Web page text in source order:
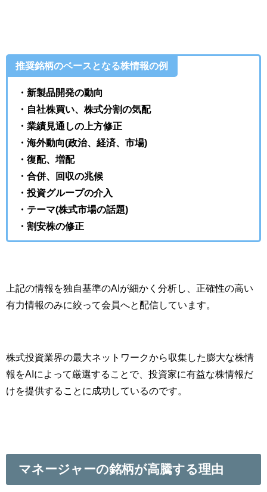
推奨銘柄のベースとなる株情報の例
・新製品開発の動向
・自社株買い、株式分割の気配
・業績見通しの上方修正
・海外動向(政治、経済、市場)
・復配、増配
・合併、回収の兆候
・投資グループの介入
・テーマ(株式市場の話題)
・割安株の修正
上記の情報を独自基準のAIが細かく分析し、正確性の高い
有力情報のみに絞って会員へと配信しています。
株式投資業界の最大ネットワークから収集した膨大な株情
報をAIによって厳選することで、投資家に有益な株情報だ
けを提供することに成功しているのです。
マネージャーの銘柄が高騰する理由